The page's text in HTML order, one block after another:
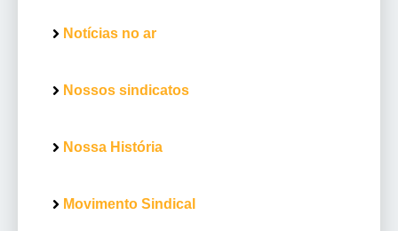
Notícias no ar
Nossos sindicatos
Nossa História
Movimento Sindical